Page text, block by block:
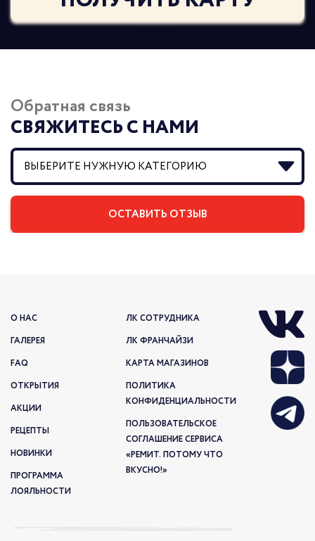
Обратная связь
СВЯЖИТЕСЬ С НАМИ
О НАС
ГАЛЕРЕЯ
FAQ
ОТКРЫТИЯ
АКЦИИ
РЕЦЕПТЫ
НОВИНКИ
ПРОГРАММА
ЛОЯЛЬНОСТИ
ЛК СОТРУДНИКА
ЛК ФРАНЧАЙЗИ
КАРТА МАГАЗИНОВ
ПОЛИТИКА
КОНФИДЕНЦИАЛЬНОСТИ
ПОЛЬЗОВАТЕЛЬСКОЕ
СОГЛАШЕНИЕ СЕРВИСА
«РЕМИТ. ПОТОМУ ЧТО
ВКУСНО!»